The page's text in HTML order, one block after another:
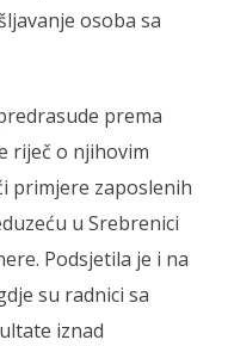
osoba sa
prema
riječ o njihovim
primjere zaposlenih
u Srebrenici
Podsjetila je i na
su radnici sa
iznad